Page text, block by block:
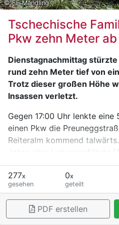
© FF Mandling
Tschechische
Pkw zehn Meter ab
Dienstagnachmittag
rund zehn Meter tief von
Trotz dieser großen Höhe
Insassen verletzt.
Gegen 17:00 Uhr lenkte eine
einen Pkw die
Reiteralm kommend
Jahre alter Lebensgefährte
sich deren nicht
alle CZ). Vor der letzten
die 55-Jährige laut eigenen
Gang, versuchte zu
zu schalten. Die Bremsen
277x
gesehen
0x
geteilt
PDF erstellen